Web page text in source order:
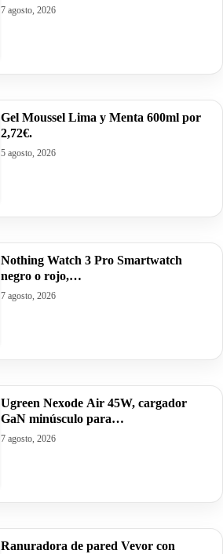
7 agosto, 2026
Gel Moussel Lima y Menta 600ml por
2,72€.
5 agosto, 2026
Nothing Watch 3 Pro Smartwatch
negro o rojo,…
7 agosto, 2026
Ugreen Nexode Air 45W, cargador
GaN minúsculo para…
7 agosto, 2026
Ranuradora de pared Vevor con